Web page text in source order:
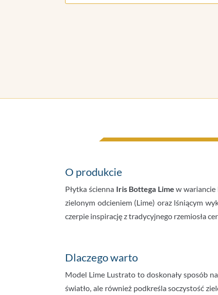
O produkcie
Płytka ścienna Iris Bottega Lime w wariancie
zielonym odcieniem (Lime) oraz lśniącym
czerpie inspirację z tradycyjnego rzemiosła
Dlaczego warto
Model Lime Lustrato to doskonały sposób
światło, ale również podkreśla soczystość